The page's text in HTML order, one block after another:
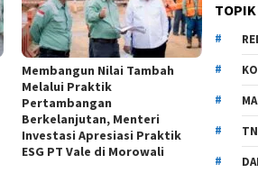
Membangun Nilai Tambah
Melalui Praktik
Pertambangan
Berkelanjutan, Menteri
Investasi Apresiasi Praktik
ESG PT Vale di Morowali